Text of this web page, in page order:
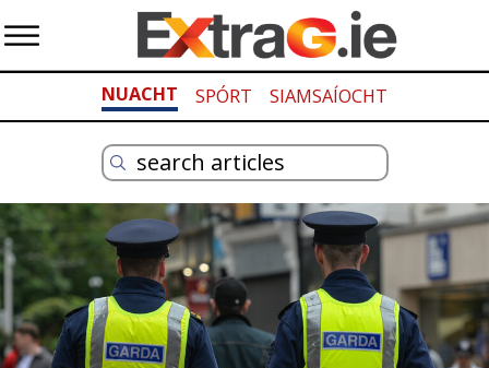
NUACHT SPÓRT SIAMSAÍOCHT